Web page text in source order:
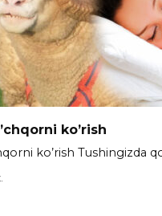
ko’rish
ko’rish Tushingizda